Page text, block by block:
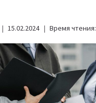
15.02.2024 Время чтения: